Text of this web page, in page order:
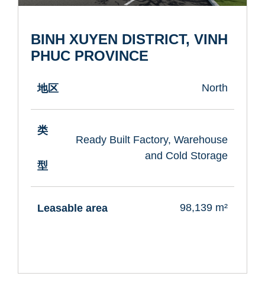
BINH XUYEN DISTRICT, VINH
PHUC PROVINCE
地区 North
类
型
Ready Built Factory, Warehouse
and Cold Storage
Leasable area 98,139 m²